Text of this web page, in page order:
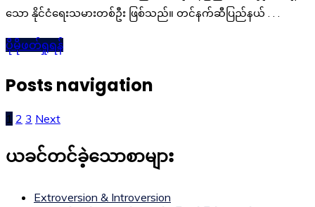
သော နိုင်ငံရေးသမားတစ်ဦး ဖြစ်သည်။ တင်နက်ဆီပြည်နယ် . . .
ပိုမိုဖတ်ရှုရန်
Posts navigation
1 2 3 Next
ယခင်တင်ခဲ့သောစာများ
Extroversion & Introversion